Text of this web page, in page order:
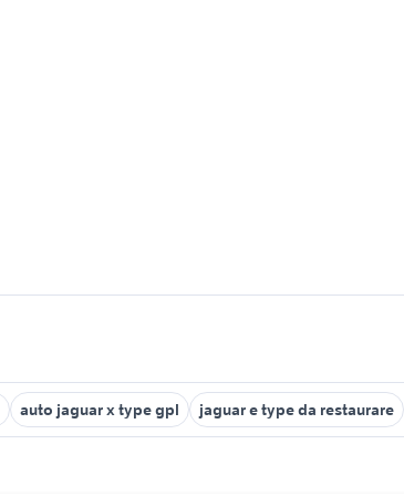
auto jaguar x type gpl jaguar e type da restaurare